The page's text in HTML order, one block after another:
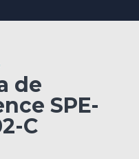
de
SPE-
C